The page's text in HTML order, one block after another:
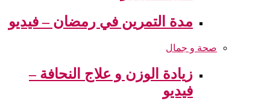
مدة التمرين في رمضان – فيديو
صحة و جمال
زيادة الوزن و علاج النحافة –
فيديو